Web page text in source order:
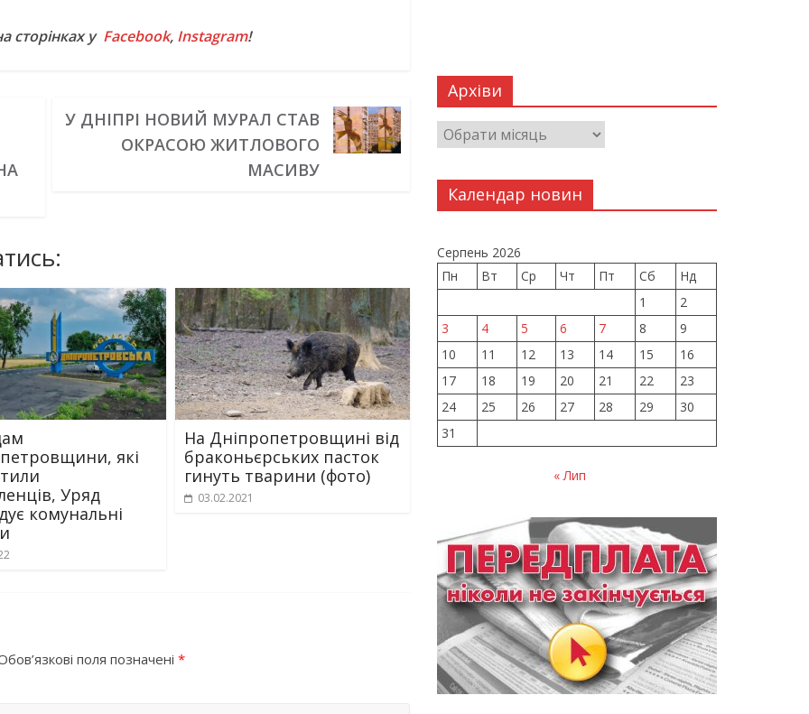
сторінках у Facebook, Instagram!
У ДНІПРІ НОВИЙ МУРАЛ СТАВ
ОКРАСОЮ ЖИТЛОВОГО
МАСИВУ
які
Уряд
комунальні
На Дніпропетровщині від
браконьєрських пасток
гинуть тварини (фото)
03.02.2021
поля позначені *
Архіви
Календар новин
Серпень 2026
Пн
Вт Ср Чт Пт Сб
Нд
1
2
3
4 5 6 7 8
9
10
11 12 13 14 15
16
17
18 19 20 21 22
23
24
25 26 27 28 29
30
31
« Лип